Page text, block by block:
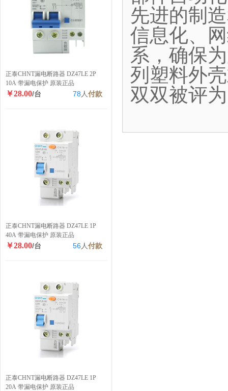
正泰CHNT漏电断路器 DZ47LE 2P
10A 带漏电保护 原装正品
￥28.00/台 78 人付款
正泰CHNT漏电断路器 DZ47LE 1P
40A 带漏电保护 原装正品
￥28.00/台 56人付款
正泰CHNT漏电断路器 DZ47LE 1P
20A 带漏电保护 原装正品
先进的制
信息化、
系，确保
列塑料外
双双被评